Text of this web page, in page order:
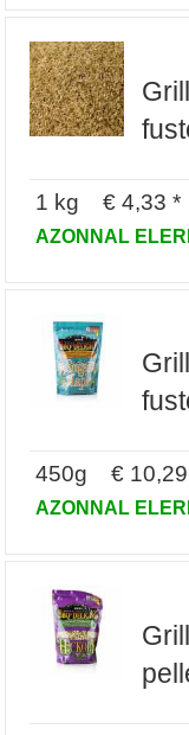
1 kg € 4,33 *
AZONNAL
450g €
AZONNAL